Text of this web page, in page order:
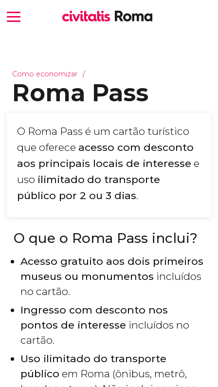
Como economizar
Roma Pass
O Roma Pass é um cartão turístico
que oferece acesso com desconto
aos principais locais de interesse e
uso ilimitado do transporte
público por 2 ou 3 dias.
O que o Roma Pass inclui?
Acesso gratuito aos dois primeiros
museus ou monumentos incluídos
no cartão.
Ingresso com desconto nos
pontos de interesse incluídos no
cartão.
Uso ilimitado do transporte
público em Roma (ônibus, metrô,